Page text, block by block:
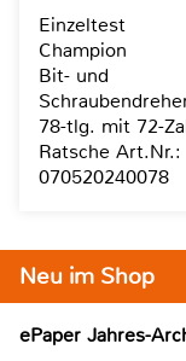
Neu im Shop
ePaper Jahres-
Einzeltest
Champion
Bit- und
78-tlg. mit 72-
Ratsche Art.Nr.:
070520240078